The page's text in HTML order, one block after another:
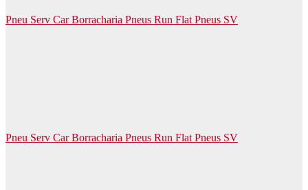
Pneu Serv Car Borracharia Pneus Run Flat Pneus SV
Pneu Serv Car Borracharia Pneus Run Flat Pneus SV